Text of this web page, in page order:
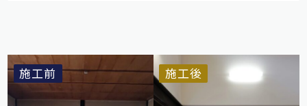
全て
リノベーション リノベーション リノベーション
ちょこっと
リノベーション
リフォーム 新築
出雲市 大社町
大社・斐川除く
松江市 雲南市
施工前 施工後